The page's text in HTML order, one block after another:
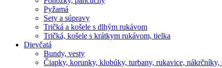
Pyžamá
Sety a súpravy
Tričká a košele s dlhým rukávom
Tričká, košele s krátkym rukávom, tielka
Dievčatá
Bundy, vesty
Čiapky, korunky, klobúky, turbany, rukavice, nákrčníky,